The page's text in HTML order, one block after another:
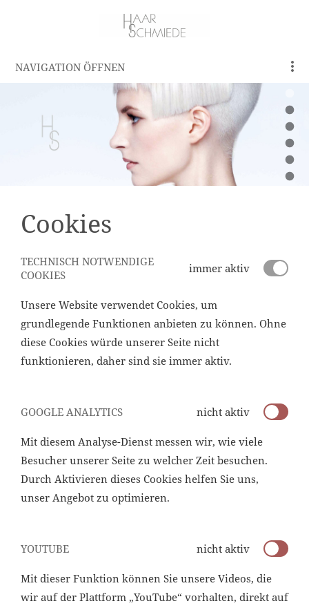
NAVIGATION ÖFFNEN
Cookies
TECHNISCH NOTWENDIGE
COOKIES
immer aktiv
Unsere Website verwendet Cookies, um
grundlegende Funktionen anbieten zu können. Ohne
diese Cookies würde unserer Seite nicht
funktionieren, daher sind sie immer aktiv.
GOOGLE ANALYTICS nicht aktiv
Mit diesem Analyse-Dienst messen wir, wie viele
Besucher unserer Seite zu welcher Zeit besuchen.
Durch Aktivieren dieses Cookies helfen Sie uns,
unser Angebot zu optimieren.
YOUTUBE nicht aktiv
Mit dieser Funktion können Sie unsere Videos, die
wir auf der Plattform „YouTube“ vorhalten, direkt auf